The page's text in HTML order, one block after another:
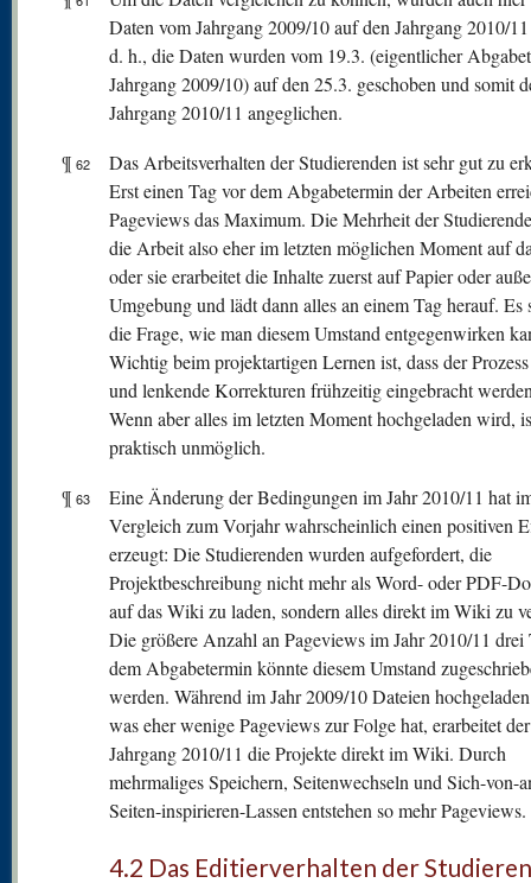
Daten vom Jahrgang 2009/10 auf den Jahrgang 2010/
d. h., die Daten wurden vom 19.3. (eigentlicher
Jahrgang 2009/10) auf den 25.3. geschoben und somit
Jahrgang 2010/11 angeglichen.
¶ 62
Das Arbeitsverhalten der Studierenden ist sehr gut zu
Erst einen Tag vor dem Abgabetermin der Arbeiten
Pageviews das Maximum. Die Mehrheit der
die Arbeit also eher im letzten möglichen Moment auf
oder sie erarbeitet die Inhalte zuerst auf Papier oder
Umgebung und lädt dann alles an einem Tag herauf. Es
die Frage, wie man diesem Umstand entgegenwirken
Wichtig beim projektartigen Lernen ist, dass der
und lenkende Korrekturen frühzeitig eingebracht
Wenn aber alles im letzten Moment hochgeladen wird,
praktisch unmöglich.
¶ 63
Eine Änderung der Bedingungen im Jahr 2010/11 hat
Vergleich zum Vorjahr wahrscheinlich einen positiven
erzeugt: Die Studierenden wurden aufgefordert, die
Projektbeschreibung nicht mehr als Word- oder PDF-
auf das Wiki zu laden, sondern alles direkt im Wiki zu
Die größere Anzahl an Pageviews im Jahr 2010/11 drei
dem Abgabetermin könnte diesem Umstand
werden. Während im Jahr 2009/10 Dateien
was eher wenige Pageviews zur Folge hat, erarbeitet der
Jahrgang 2010/11 die Projekte direkt im Wiki. Durch
mehrmaliges Speichern, Seitenwechseln und Sich-von-
Seiten-inspirieren-Lassen entstehen so mehr Pageviews.
4.2 Das Editierverhalten der